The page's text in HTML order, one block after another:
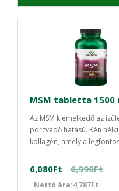
Az MSM kiemelkedő az
porcvédő hatású. Kén
kollagén, amely a
6,080Ft 6,990Ft
Nettó ára:4,787Ft